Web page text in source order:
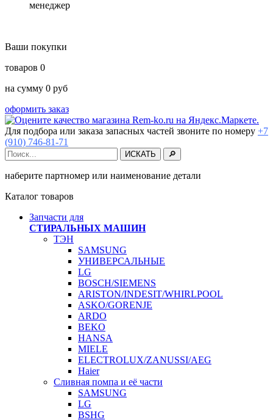
менеджер
Ваши покупки
товаров 0
на сумму 0 руб
оформить заказ
Для подбора или заказа запасных частей звоните по номеру +7
(910) 746-81-71
наберите партномер или наименование детали
Каталог товаров
Запчасти для
СТИРАЛЬНЫХ МАШИН
ТЭН
SAMSUNG
УНИВЕРСАЛЬНЫЕ
LG
BOSCH/SIEMENS
ARISTON/INDESIT/WHIRLPOOL
ASKO/GORENJE
ARDO
BEKO
HANSA
MIELE
ELECTROLUX/ZANUSSI/AEG
Haier
Сливная помпа и её части
SAMSUNG
LG
BSHG